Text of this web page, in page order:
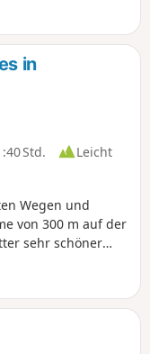
in
Std.
Leicht
Wegen und
von 300 m auf der
sehr schöner